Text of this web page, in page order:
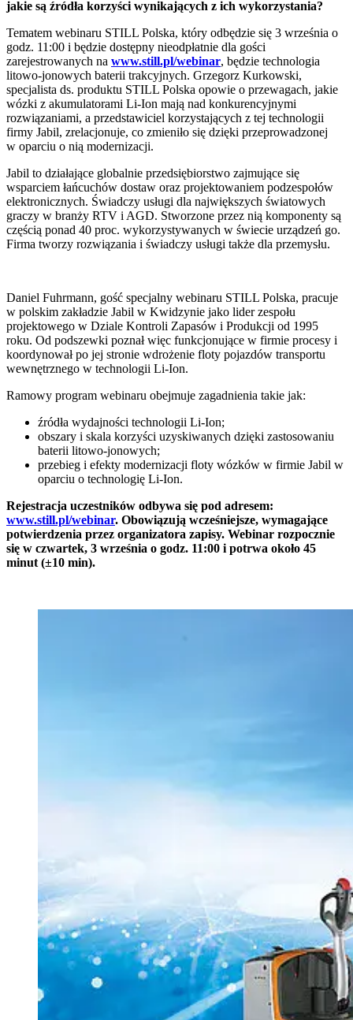
jakie są źródła korzyści wynikających z ich wykorzystania?
Tematem webinaru STILL Polska, który odbędzie się 3 września o
godz. 11:00 i będzie dostępny nieodpłatnie dla gości
zarejestrowanych na www.still.pl/webinar, będzie technologia
litowo-jonowych baterii trakcyjnych. Grzegorz Kurkowski,
specjalista ds. produktu STILL Polska opowie o przewagach, jakie
wózki z akumulatorami Li-Ion mają nad konkurencyjnymi
rozwiązaniami, a przedstawiciel korzystających z tej technologii
firmy Jabil, zrelacjonuje, co zmieniło się dzięki przeprowadzonej
w oparciu o nią modernizacji.
Jabil to działające globalnie przedsiębiorstwo zajmujące się
wsparciem łańcuchów dostaw oraz projektowaniem podzespołów
elektronicznych. Świadczy usługi dla największych światowych
graczy w branży RTV i AGD. Stworzone przez nią komponenty są
częścią ponad 40 proc. wykorzystywanych w świecie urządzeń go.
Firma tworzy rozwiązania i świadczy usługi także dla przemysłu.
Daniel Fuhrmann, gość specjalny webinaru STILL Polska, pracuje
w polskim zakładzie Jabil w Kwidzynie jako lider zespołu
projektowego w Dziale Kontroli Zapasów i Produkcji od 1995
roku. Od podszewki poznał więc funkcjonujące w firmie procesy i
koordynował po jej stronie wdrożenie floty pojazdów transportu
wewnętrznego w technologii Li-Ion.
Ramowy program webinaru obejmuje zagadnienia takie jak:
źródła wydajności technologii Li-Ion;
obszary i skala korzyści uzyskiwanych dzięki zastosowaniu
baterii litowo-jonowych;
przebieg i efekty modernizacji floty wózków w firmie Jabil w
oparciu o technologię Li-Ion.
Rejestracja uczestników odbywa się pod adresem:
www.still.pl/webinar. Obowiązują wcześniejsze, wymagające
potwierdzenia przez organizatora zapisy. Webinar rozpocznie
się w czwartek, 3 września o godz. 11:00 i potrwa około 45
minut (±10 min).